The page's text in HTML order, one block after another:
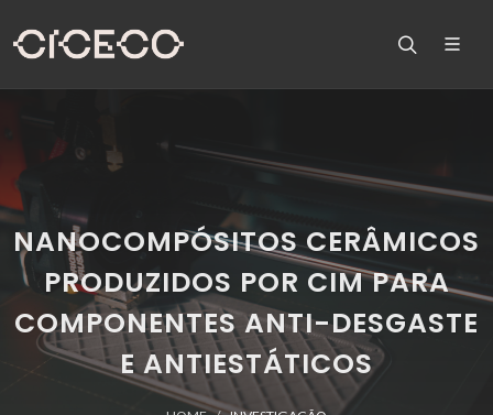
NANOCOMPÓSITOS CERÂMICOS
PRODUZIDOS POR CIM PARA
COMPONENTES ANTI-DESGASTE
E ANTIESTÁTICOS